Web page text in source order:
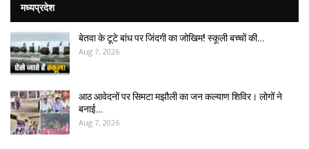
मध्यप्रदेश
बेतवा के टूटे बांध पर जिंदगी का जोखिम! स्कूली बच्चों की…
Aug 7, 2026
आठ आवेदनों पर सिमटा मझौली का जन कल्याण शिविर। लोगों ने
बनाई…
Aug 7, 2026